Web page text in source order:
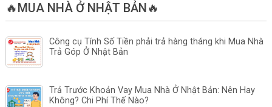
🔥MUA NHÀ Ở NHẬT BẢN🔥
Công cụ Tính Số Tiền phải trả hàng tháng khi Mua Nhà
Trả Góp Ở Nhật Bản
Trả Trước Khoản Vay Mua Nhà Ở Nhật Bản: Nên Hay
Không? Chi Phí Thế Nào?